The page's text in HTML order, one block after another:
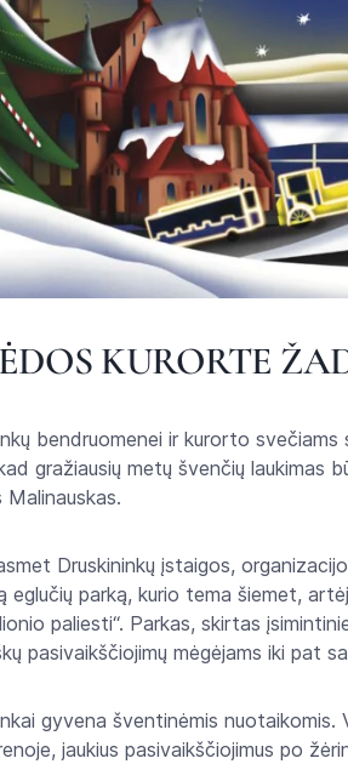
KURORTE
bendruomenei ir kurorto
gražiausių metų švenčių laukimas
Malinauskas.
Druskininkų įstaigos,
eglučių parką, kurio tema šiemet,
paliesti“. Parkas, skirtas
pasivaikščiojimų mėgėjams iki pat
gyvena šventinėmis
jaukius pasivaikščiojimus po